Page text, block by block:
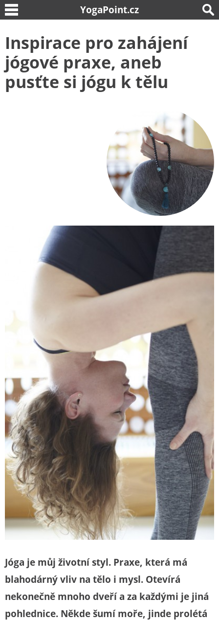
YogaPoint.cz
Inspirace pro zahájení
jógové praxe, aneb
pusťte si jógu k tělu
Jóga je můj životní styl. Praxe, která má
blahodárný vliv na tělo i mysl. Otevírá
nekonečně mnoho dveří a za každými je jiná
pohlednice. Někde šumí moře, jinde prolétá